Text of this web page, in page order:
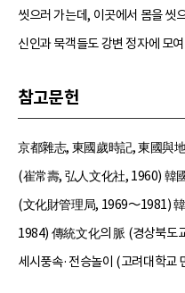
씻으러 가는데, 이곳에서 몸을 씻
신인과 묵객들도 강변 정자에 모
참고문헌
京都雜志, 東國歲時記, 東國與
(崔常壽, 弘人文化社, 1960) 韓
(文化財管理局, 1969～1981)
1984) 傳統文化의 脈 (경상북도
세시풍속·전승놀이 (고려대학교